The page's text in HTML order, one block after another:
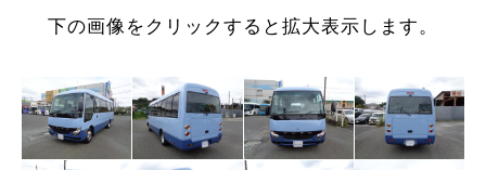
下の画像をクリックすると拡大表示します。